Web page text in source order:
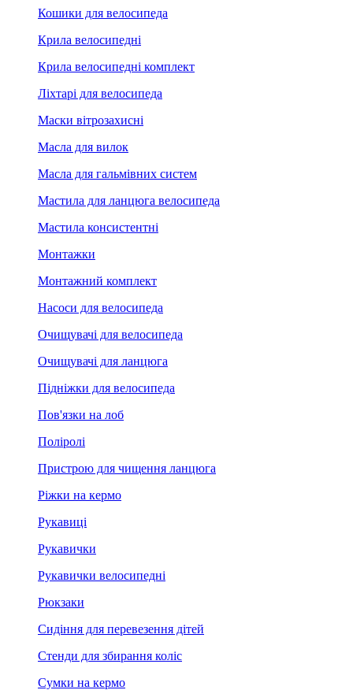
Кошики для велосипеда
Крила велосипедні
Крила велосипедні комплект
Ліхтарі для велосипеда
Маски вітрозахисні
Масла для вилок
Масла для гальмівних систем
Мастила для ланцюга велосипеда
Мастила консистентні
Монтажки
Монтажний комплект
Насоси для велосипеда
Очищувачі для велосипеда
Очищувачі для ланцюга
Підніжки для велосипеда
Пов'язки на лоб
Поліролі
Пристрою для чищення ланцюга
Ріжки на кермо
Рукавиці
Рукавички
Рукавички велосипедні
Рюкзаки
Сидіння для перевезення дітей
Стенди для збирання коліс
Сумки на кермо